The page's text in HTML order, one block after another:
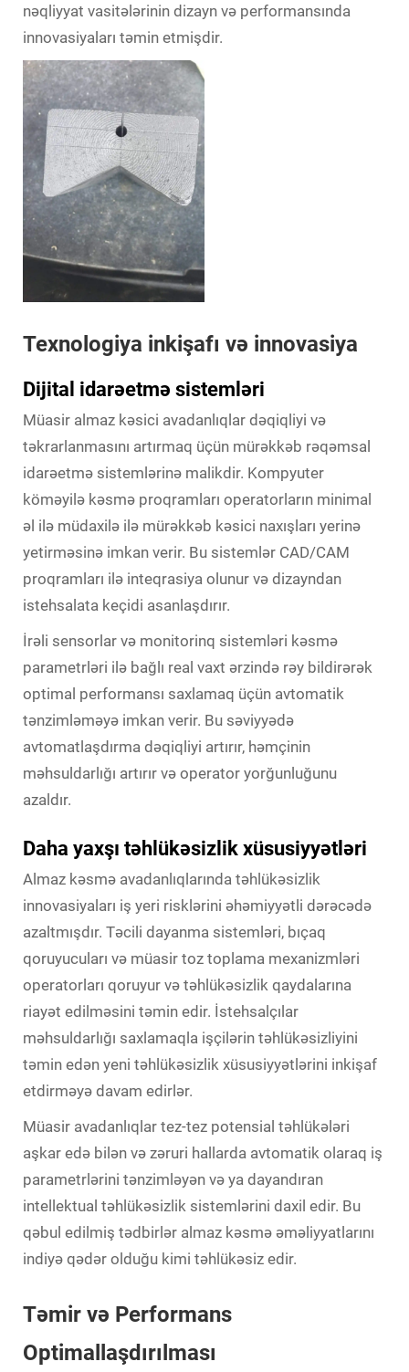
nəqliyyat vasitələrinin dizayn və performansında
innovasiyaları təmin etmişdir.
Texnologiya inkişafı və innovasiya
Dijital idarəetmə sistemləri
Müasir almaz kəsici avadanlıqlar dəqiqliyi və
təkrarlanmasını artırmaq üçün mürəkkəb rəqəmsal
idarəetmə sistemlərinə malikdir. Kompyuter
köməyilə kəsmə proqramları operatorların minimal
əl ilə müdaxilə ilə mürəkkəb kəsici naxışları yerinə
yetirməsinə imkan verir. Bu sistemlər CAD/CAM
proqramları ilə inteqrasiya olunur və dizayndan
istehsalata keçidi asanlaşdırır.
İrəli sensorlar və monitorinq sistemləri kəsmə
parametrləri ilə bağlı real vaxt ərzində rəy bildirərək
optimal performansı saxlamaq üçün avtomatik
tənzimləməyə imkan verir. Bu səviyyədə
avtomatlaşdırma dəqiqliyi artırır, həmçinin
məhsuldarlığı artırır və operator yorğunluğunu
azaldır.
Daha yaxşı təhlükəsizlik xüsusiyyətləri
Almaz kəsmə avadanlıqlarında təhlükəsizlik
innovasiyaları iş yeri risklərini əhəmiyyətli dərəcədə
azaltmışdır. Təcili dayanma sistemləri, bıçaq
qoruyucuları və müasir toz toplama mexanizmləri
operatorları qoruyur və təhlükəsizlik qaydalarına
riayət edilməsini təmin edir. İstehsalçılar
məhsuldarlığı saxlamaqla işçilərin təhlükəsizliyini
təmin edən yeni təhlükəsizlik xüsusiyyətlərini inkişaf
etdirməyə davam edirlər.
Müasir avadanlıqlar tez-tez potensial təhlükələri
aşkar edə bilən və zəruri hallarda avtomatik olaraq iş
parametrlərini tənzimləyən və ya dayandıran
intellektual təhlükəsizlik sistemlərini daxil edir. Bu
qəbul edilmiş tədbirlər almaz kəsmə əməliyyatlarını
indiyə qədər olduğu kimi təhlükəsiz edir.
Təmir və Performans
Optimallaşdırılması